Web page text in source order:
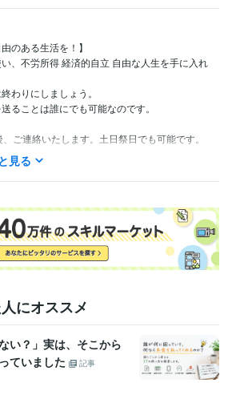
のある生活を！】
、不労所得 経済的自立 自由な人生を手に入れ
わりにしましょう。
ることは誰にでも可能なのです。
ご連絡いたします。土日祭日でも可能です。
立投資 副収入 不労所得
ビジネス
人生相談
見る
にオススメ
い？」実は、そこから
ていました
記事